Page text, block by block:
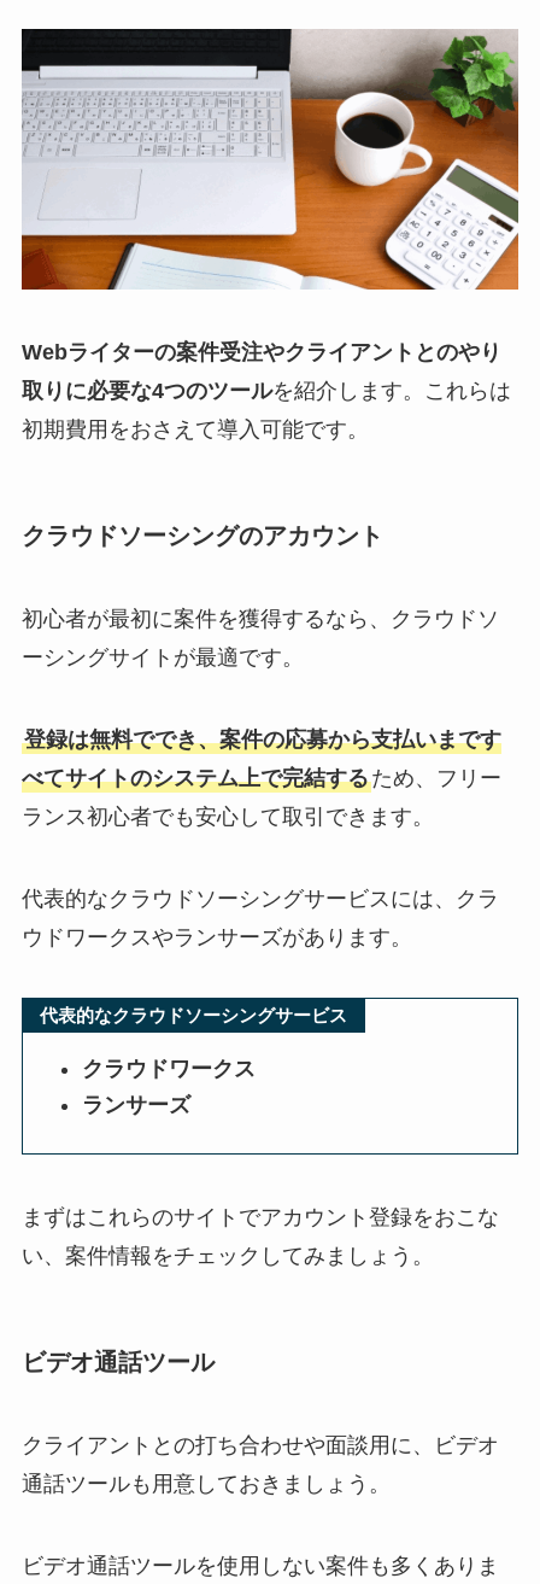
Webライターの案件受注やクライアントとのやり
取りに必要な4つのツールを紹介します。これらは
初期費用をおさえて導入可能です。
クラウドソーシングのアカウント
初心者が最初に案件を獲得するなら、クラウドソ
ーシングサイトが最適です。
登録は無料ででき、案件の応募から支払いまです
べてサイトのシステム上で完結するため、フリー
ランス初心者でも安心して取引できます。
代表的なクラウドソーシングサービスには、クラ
ウドワークスやランサーズがあります。
代表的なクラウドソーシングサービス
クラウドワークス
ランサーズ
まずはこれらのサイトでアカウント登録をおこな
い、案件情報をチェックしてみましょう。
ビデオ通話ツール
クライアントとの打ち合わせや面談用に、ビデオ
通話ツールも用意しておきましょう。
ビデオ通話ツールを使用しない案件も多くありま